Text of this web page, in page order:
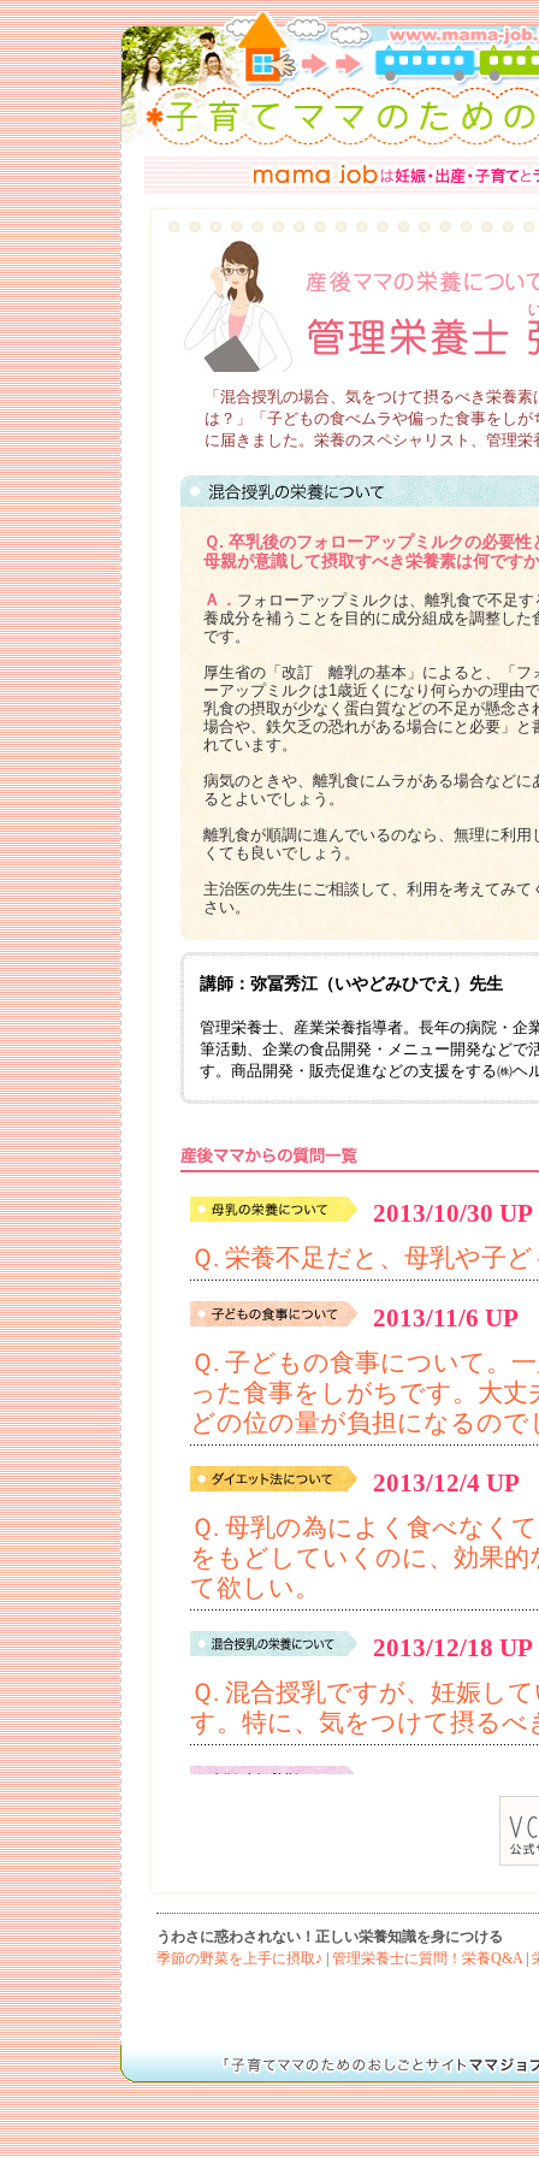
「混合授乳の場合、気をつけて摂るべき栄養
は？」「子どもの食べムラや偏った食事をし
に届きました。栄養のスペシャリスト、管理
Ｑ. 卒乳後のフォローアップミルクの必要性
母親が意識して摂取すべき栄養素は何です
Ａ． フォローアップミルクは、離乳食で不足す
養成分を補うことを目的に成分組成を調整した
です。
厚生省の「改訂 離乳の基本」によると、「フ
ーアップミルクは1歳近くになり何らかの理由
乳食の摂取が少なく蛋白質などの不足が懸念さ
場合や、鉄欠乏の恐れがある場合にと必要」と
れています。
病気のときや、離乳食にムラがある場合などに
るとよいでしょう。
離乳食が順調に進んでいるのなら、無理に利用
くても良いでしょう。
主治医の先生にご相談して、利用を考えてみて
さい。
講師：弥冨秀江（いやどみひでえ）先生
管理栄養士、産業栄養指導者。長年の病院・企
筆活動、企業の食品開発・メニュー開発などで
す。商品開発・販売促進などの支援をする㈱ヘ
うわさに惑わされない！正しい栄養知識を身につける
季節の野菜を上手に摂取♪
管理栄養士に質問！栄養Q&A|